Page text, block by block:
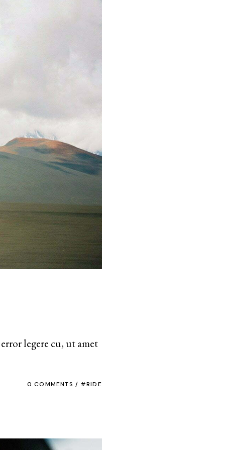
legere cu, ut amet
0 COMMENTS RIDE